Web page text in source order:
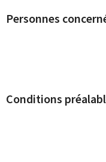
Personnes
Conditions